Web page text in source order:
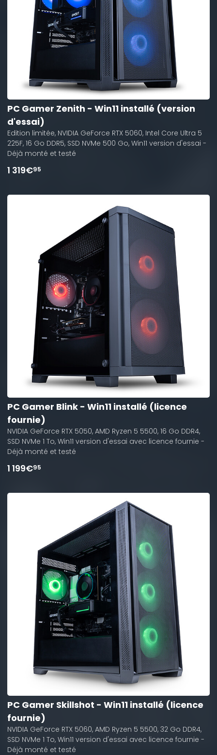
PC Gamer Zenith - Win11 installé (version
d'essai)
Edition limitée, NVIDIA GeForce RTX 5060, Intel Core Ultra 5
225F, 16 Go DDR5, SSD NVMe 500 Go, Win11 version d'essai -
Déjà monté et testé
1 319€95
PC Gamer Blink - Win11 installé (licence
fournie)
NVIDIA GeForce RTX 5050, AMD Ryzen 5 5500, 16 Go DDR4,
SSD NVMe 1 To, Win11 version d'essai avec licence fournie -
Déjà monté et testé
1 199€95
PC Gamer Skillshot - Win11 installé (licence
fournie)
NVIDIA GeForce RTX 5060, AMD Ryzen 5 5500, 32 Go DDR4,
SSD NVMe 1 To, Win11 version d'essai avec licence fournie -
Déjà monté et testé